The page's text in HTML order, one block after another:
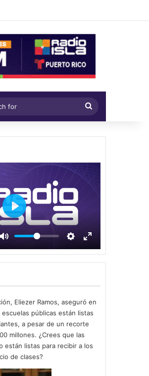
for
P
l
a
y
Eliezer Ramos, aseguró en
escuelas públicas están listas
a pesar de un recorte
millones. ¿Crees que las
están listas para recibir a los
de clases?